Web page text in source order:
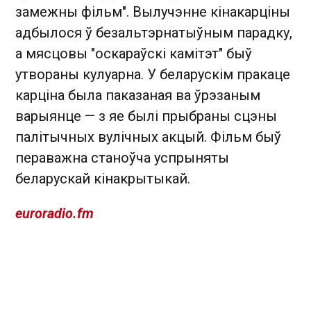
замежны фільм". Вылучэнне кінакарціны
адбылося ў безальтэрнатыўным парадку,
а мясцовы "оскараўскі камітэт" быў
утвораны кулуарна. У беларускім пракаце
карціна была паказаная ва ўрэзаным
варыянце — з яе былі прыбраны сцэны
палітычных вулічных акцый. Фільм быў
пераважна станоўча успрыняты
беларускай кінакрытыкай.
euroradio.fm